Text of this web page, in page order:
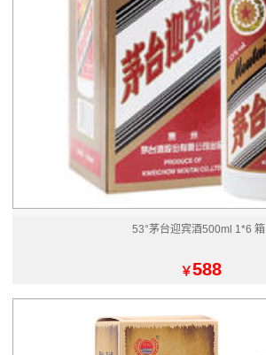
53°茅台迎宾酒500ml 1*6 箱
￥588